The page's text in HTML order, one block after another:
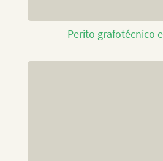
Perito grafotécnico